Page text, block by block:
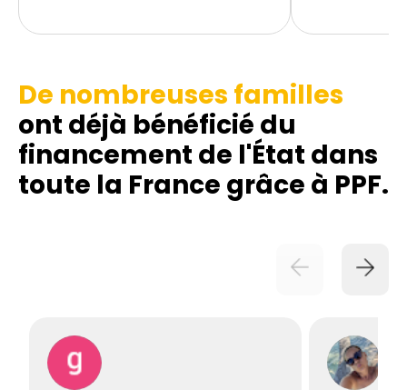
De nombreuses familles
ont déjà bénéficié du
financement de l'État dans
toute la France grâce à PPF.